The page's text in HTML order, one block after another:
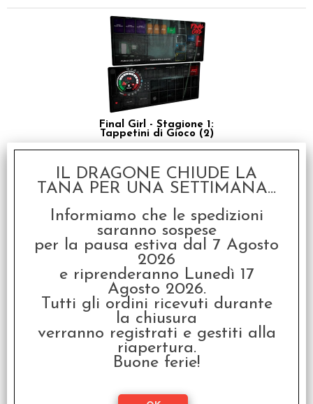
Final Girl - Stagione 1:
Tappetini di Gioco (2)
Final Girl - Stagione 1:
Miniature Veicoli
€14,90
IL DRAGONE CHIUDE LA
TANA PER UNA SETTIMANA...
Informiamo che le spedizioni
saranno sospese
per la pausa estiva dal 7 Agosto
2026
e riprenderanno Lunedì 17
Agosto 2026.
Tutti gli ordini ricevuti durante
la chiusura
verranno registrati e gestiti alla
riapertura.
Buone ferie!